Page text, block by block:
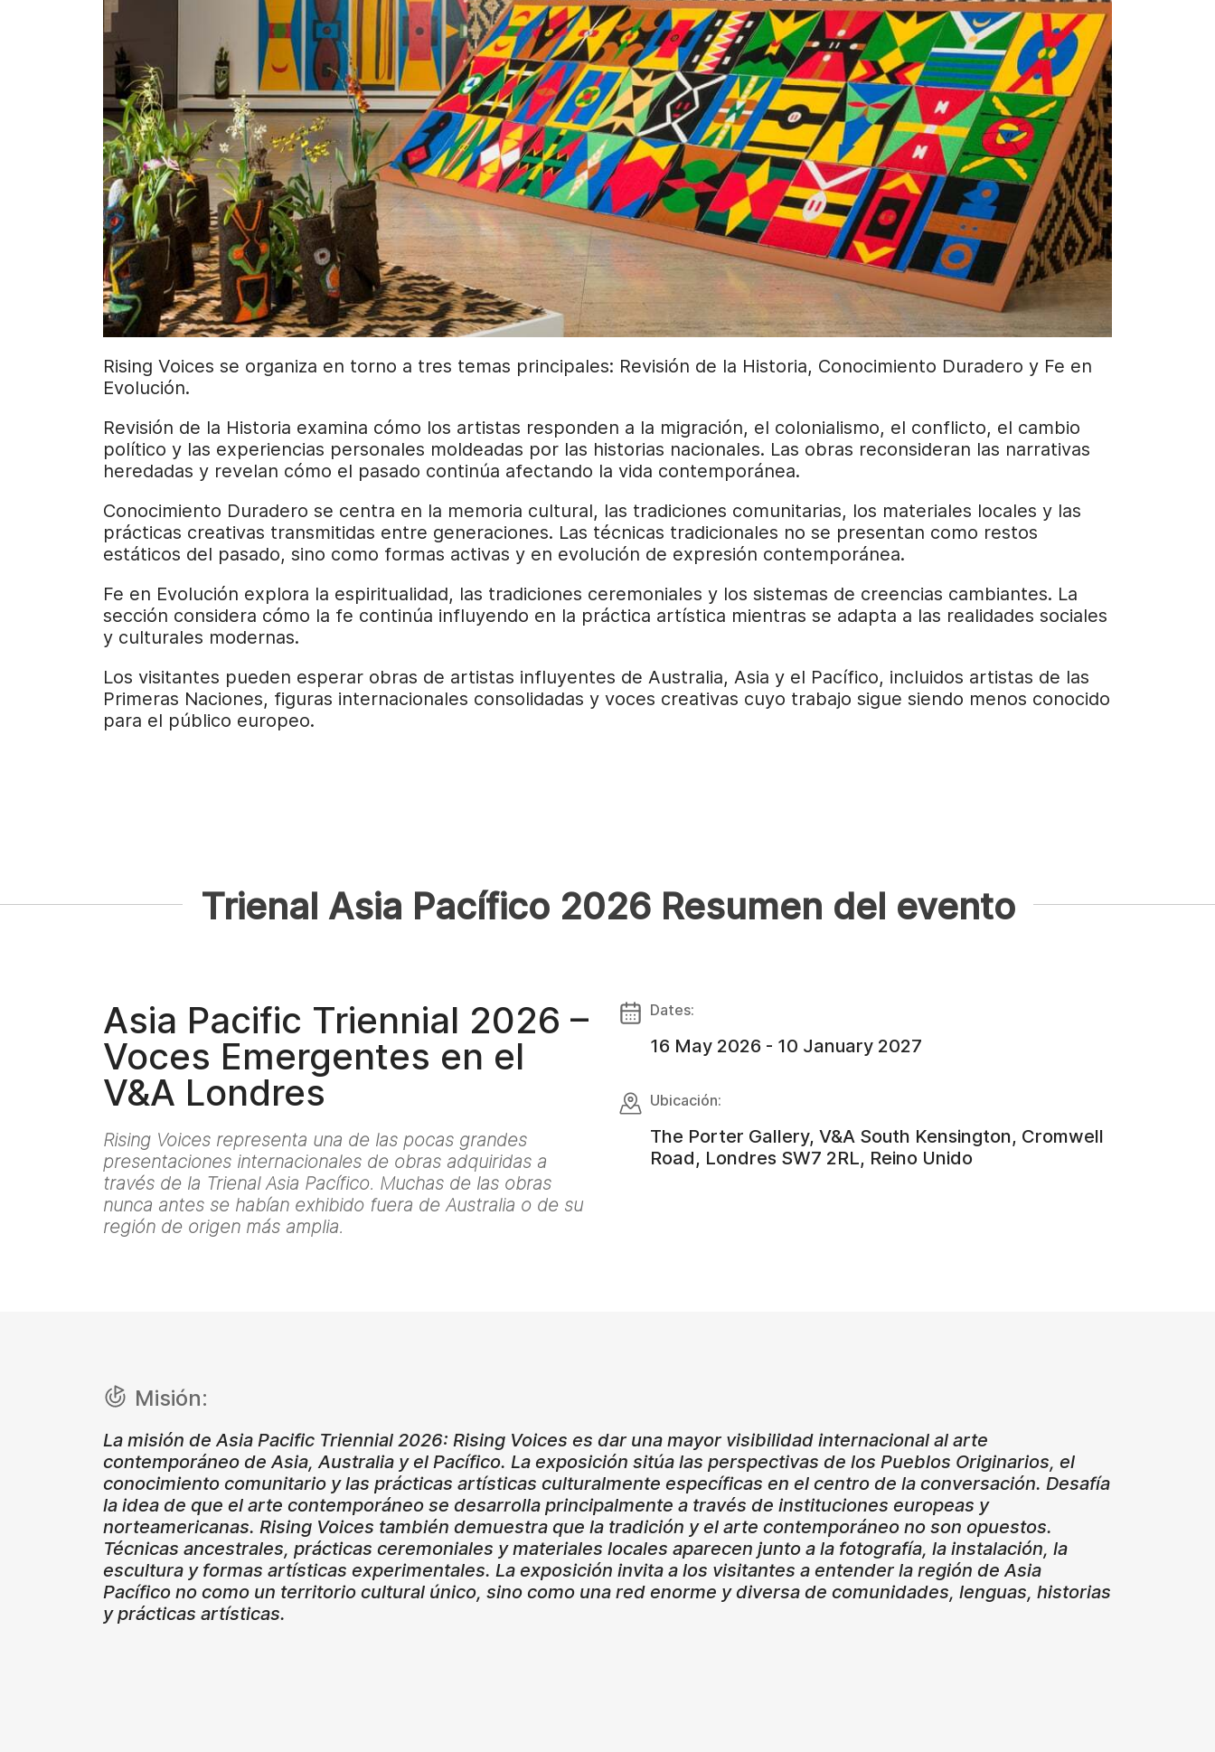
Rising Voices se organiza en torno a tres temas principales: Revisión de la Historia, Conocimiento Duradero y Fe en
Evolución.
Revisión de la Historia examina cómo los artistas responden a la migración, el colonialismo, el conflicto, el cambio
político y las experiencias personales moldeadas por las historias nacionales. Las obras reconsideran las narrativas
heredadas y revelan cómo el pasado continúa afectando la vida contemporánea.
Conocimiento Duradero se centra en la memoria cultural, las tradiciones comunitarias, los materiales locales y las
prácticas creativas transmitidas entre generaciones. Las técnicas tradicionales no se presentan como restos
estáticos del pasado, sino como formas activas y en evolución de expresión contemporánea.
Fe en Evolución explora la espiritualidad, las tradiciones ceremoniales y los sistemas de creencias cambiantes. La
sección considera cómo la fe continúa influyendo en la práctica artística mientras se adapta a las realidades sociales
y culturales modernas.
Los visitantes pueden esperar obras de artistas influyentes de Australia, Asia y el Pacífico, incluidos artistas de las
Primeras Naciones, figuras internacionales consolidadas y voces creativas cuyo trabajo sigue siendo menos conocido
para el público europeo.
Trienal Asia Pacífico 2026 Resumen del evento
Asia Pacific Triennial 2026 –
Voces Emergentes en el
V&A Londres
Rising Voices representa una de las pocas grandes
presentaciones internacionales de obras adquiridas a
través de la Trienal Asia Pacífico. Muchas de las obras
nunca antes se habían exhibido fuera de Australia o de su
región de origen más amplia.
Dates:
16 May 2026 - 10 January 2027
Ubicación:
The Porter Gallery, V&A South Kensington, Cromwell
Road, Londres SW7 2RL, Reino Unido
Misión:
La misión de Asia Pacific Triennial 2026: Rising Voices es dar una mayor visibilidad internacional al arte
contemporáneo de Asia, Australia y el Pacífico. La exposición sitúa las perspectivas de los Pueblos Originarios, el
conocimiento comunitario y las prácticas artísticas culturalmente específicas en el centro de la conversación. Desafía
la idea de que el arte contemporáneo se desarrolla principalmente a través de instituciones europeas y
norteamericanas. Rising Voices también demuestra que la tradición y el arte contemporáneo no son opuestos.
Técnicas ancestrales, prácticas ceremoniales y materiales locales aparecen junto a la fotografía, la instalación, la
escultura y formas artísticas experimentales. La exposición invita a los visitantes a entender la región de Asia
Pacífico no como un territorio cultural único, sino como una red enorme y diversa de comunidades, lenguas, historias
y prácticas artísticas.